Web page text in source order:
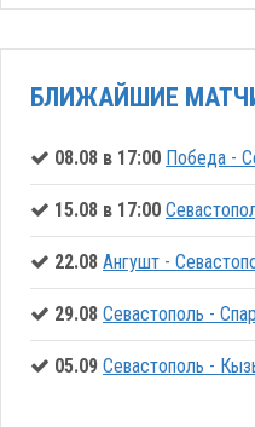
БЛИЖАЙШИЕ
08.08 в 17:00 Победа -
15.08 в 17:00
22.08 Ангушт -
29.08 Севастополь -
05.09 Севастополь -